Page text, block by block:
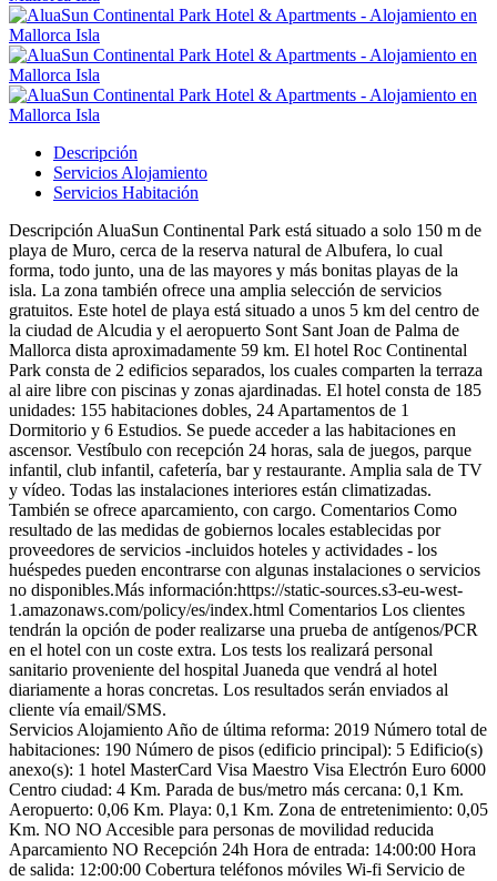
Descripción
Servicios Alojamiento
Servicios Habitación
Descripción AluaSun Continental Park está situado a solo 150 m de
playa de Muro, cerca de la reserva natural de Albufera, lo cual
forma, todo junto, una de las mayores y más bonitas playas de la
isla. La zona también ofrece una amplia selección de servicios
gratuitos. Este hotel de playa está situado a unos 5 km del centro de
la ciudad de Alcudia y el aeropuerto Sont Sant Joan de Palma de
Mallorca dista aproximadamente 59 km. El hotel Roc Continental
Park consta de 2 edificios separados, los cuales comparten la terraza
al aire libre con piscinas y zonas ajardinadas. El hotel consta de 185
unidades: 155 habitaciones dobles, 24 Apartamentos de 1
Dormitorio y 6 Estudios. Se puede acceder a las habitaciones en
ascensor. Vestíbulo con recepción 24 horas, sala de juegos, parque
infantil, club infantil, cafetería, bar y restaurante. Amplia sala de TV
y vídeo. Todas las instalaciones interiores están climatizadas.
También se ofrece aparcamiento, con cargo. Comentarios Como
resultado de las medidas de gobiernos locales establecidas por
proveedores de servicios -incluidos hoteles y actividades - los
huéspedes pueden encontrarse con algunas instalaciones o servicios
no disponibles.Más información:https://static-sources.s3-eu-west-
1.amazonaws.com/policy/es/index.html Comentarios Los clientes
tendrán la opción de poder realizarse una prueba de antígenos/PCR
en el hotel con un coste extra. Los tests los realizará personal
sanitario proveniente del hospital Juaneda que vendrá al hotel
diariamente a horas concretas. Los resultados serán enviados al
cliente vía email/SMS.
Servicios Alojamiento Año de última reforma: 2019 Número total de
habitaciones: 190 Número de pisos (edificio principal): 5 Edificio(s)
anexo(s): 1 hotel MasterCard Visa Maestro Visa Electrón Euro 6000
Centro ciudad: 4 Km. Parada de bus/metro más cercana: 0,1 Km.
Aeropuerto: 0,06 Km. Playa: 0,1 Km. Zona de entretenimiento: 0,05
Km. NO NO Accesible para personas de movilidad reducida
Aparcamiento NO Recepción 24h Hora de entrada: 14:00:00 Hora
de salida: 12:00:00 Cobertura teléfonos móviles Wi-fi Servicio de